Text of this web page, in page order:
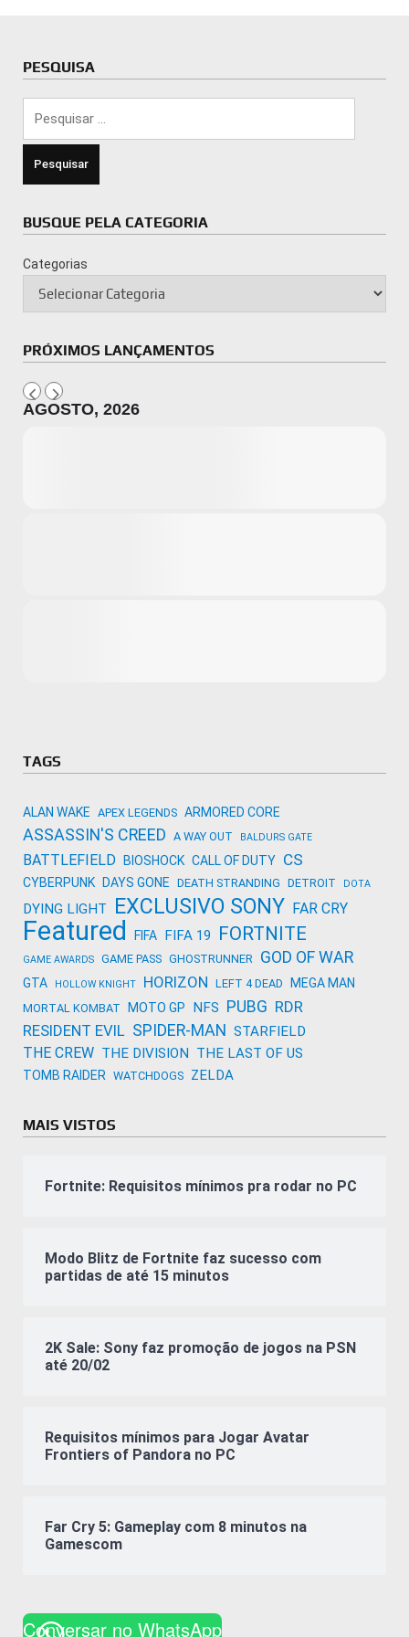
PESQUISA
BUSQUE PELA CATEGORIA
Categorias
PRÓXIMOS LANÇAMENTOS
AGOSTO, 2026
TAGS
ALAN WAKE APEX LEGENDS ARMORED CORE
ASSASSIN'S CREED A WAY OUT BALDURS GATE
BATTLEFIELD BIOSHOCK CALL OF DUTY CS
CYBERPUNK DAYS GONE DEATH STRANDING DETROIT DOTA
DYING LIGHT EXCLUSIVO SONY FAR CRY
Featured FIFA FIFA 19 FORTNITE
GAME AWARDS GAME PASS GHOSTRUNNER GOD OF WAR
GTA HOLLOW KNIGHT HORIZON LEFT 4 DEAD MEGA MAN
MORTAL KOMBAT MOTO GP NFS PUBG RDR
RESIDENT EVIL SPIDER-MAN STARFIELD
THE CREW THE DIVISION THE LAST OF US
TOMB RAIDER WATCHDOGS ZELDA
MAIS VISTOS
Fortnite: Requisitos mínimos pra rodar no PC
Modo Blitz de Fortnite faz sucesso com
partidas de até 15 minutos
2K Sale: Sony faz promoção de jogos na PSN
até 20/02
Requisitos mínimos para Jogar Avatar
Frontiers of Pandora no PC
Far Cry 5: Gameplay com 8 minutos na
Gamescom
Conversar no WhatsApp